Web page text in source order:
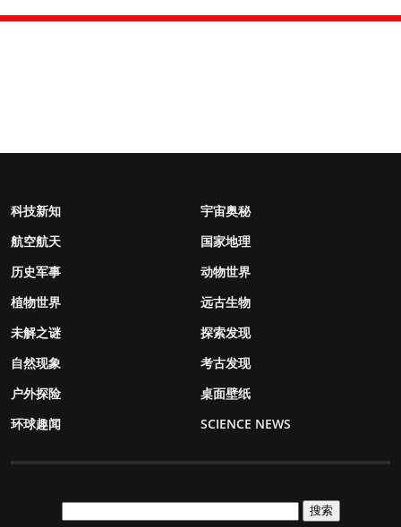
科技新知
宇宙奥秘
航空航天
国家地理
历史军事
动物世界
植物世界
远古生物
未解之谜
探索发现
自然现象
考古发现
户外探险
桌面壁纸
环球趣闻
SCIENCE NEWS